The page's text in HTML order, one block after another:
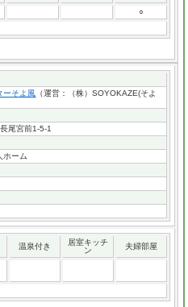
○
ーそよ風
（運営：（株）SOYOKAZE(そよ
尾宮前1-5-1
ホーム
温泉付き
居室キッチ
ン
夫婦部屋